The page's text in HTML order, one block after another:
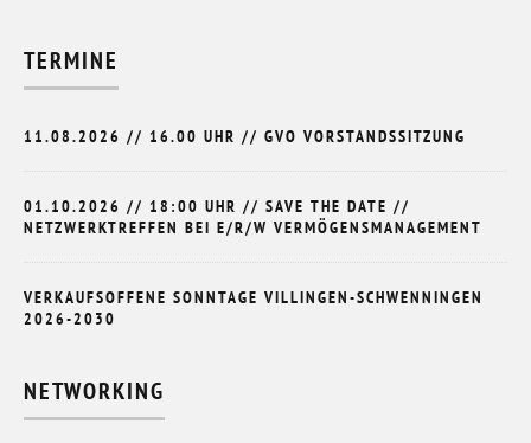
TERMINE
11.08.2026 // 16.00 UHR // GVO VORSTANDSSITZUNG
01.10.2026 // 18:00 UHR // SAVE THE DATE //
NETZWERKTREFFEN BEI E/R/W VERMÖGENSMANAGEMENT
VERKAUFSOFFENE SONNTAGE VILLINGEN-SCHWENNINGEN
2026-2030
NETWORKING